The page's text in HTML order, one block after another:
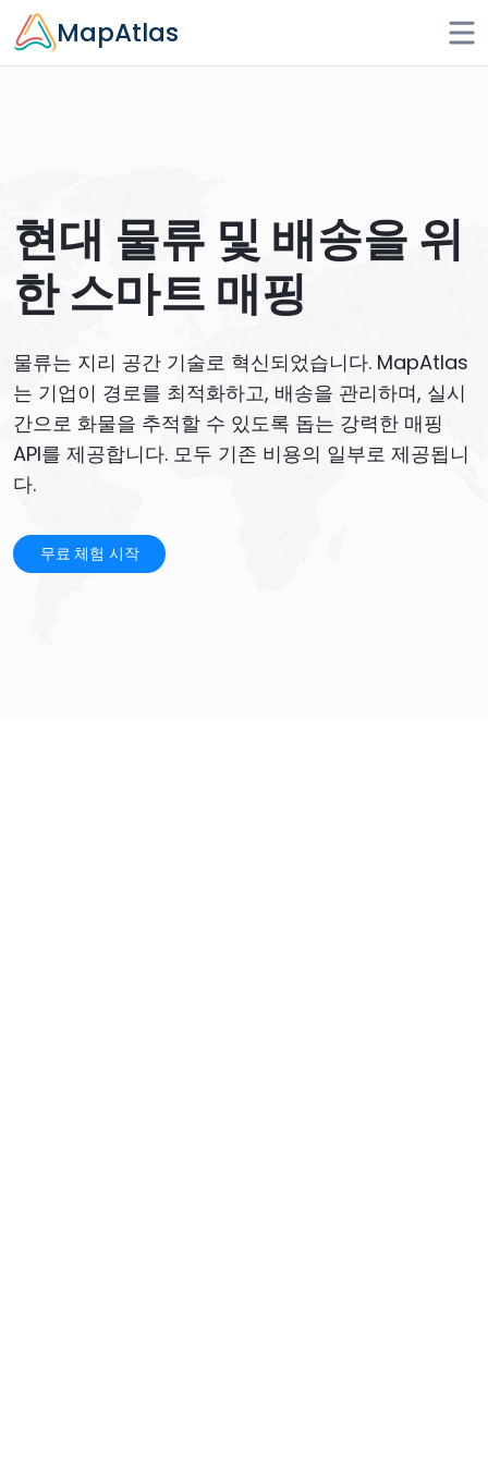
Skip to main content
MapAtlas
현대 물류 및 배송을 위
한 스마트 매핑
물류는 지리 공간 기술로 혁신되었습니다. MapAtlas
는 기업이 경로를 최적화하고, 배송을 관리하며, 실시
간으로 화물을 추적할 수 있도록 돕는 강력한 매핑
API를 제공합니다. 모두 기존 비용의 일부로 제공됩니
다.
무료 체험 시작